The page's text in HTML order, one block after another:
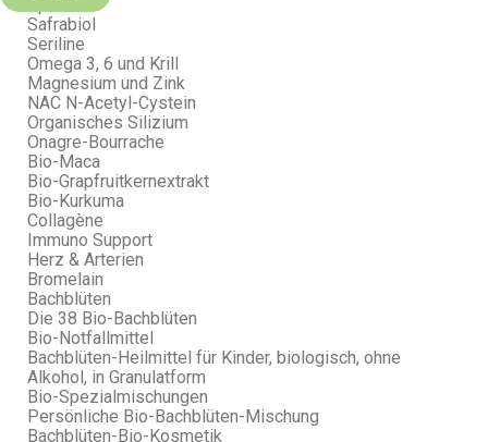
Safrabiol
Seriline
Omega 3, 6 und Krill
Magnesium und Zink
NAC N-Acetyl-Cystein
Organisches Silizium
Onagre-Bourrache
Bio-Maca
Bio-Grapfruitkernextrakt
Bio-Kurkuma
Collagène
Immuno Support
Herz & Arterien
Bromelain
Bachblüten
Die 38 Bio-Bachblüten
Bio-Notfallmittel
Bachblüten-Heilmittel für Kinder, biologisch, ohne
Alkohol, in Granulatform
Bio-Spezialmischungen
Persönliche Bio-Bachblüten-Mischung
Bachblüten-Bio-Kosmetik